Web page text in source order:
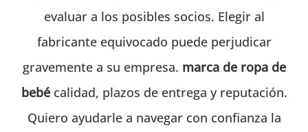
evaluar a los posibles socios. Elegir al
fabricante equivocado puede perjudicar
gravemente a su empresa. marca de ropa de
bebécalidad, plazos de entrega y reputación.
Quiero ayudarle a navegar con confianza la